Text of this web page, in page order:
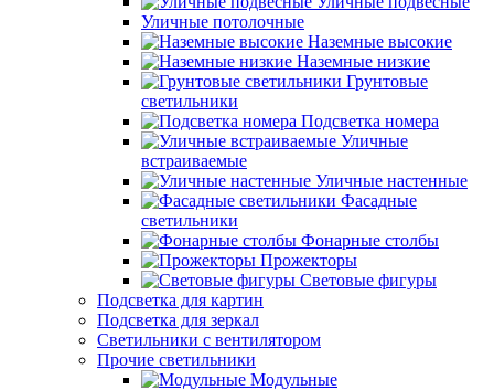
Уличные потолочные
Наземные высокие
Наземные низкие
Грунтовые
светильники
Подсветка номера
Уличные
встраиваемые
Уличные настенные
Фасадные
светильники
Фонарные столбы
Прожекторы
Световые фигуры
Подсветка для картин
Подсветка для зеркал
Светильники с вентилятором
Прочие светильники
Модульные